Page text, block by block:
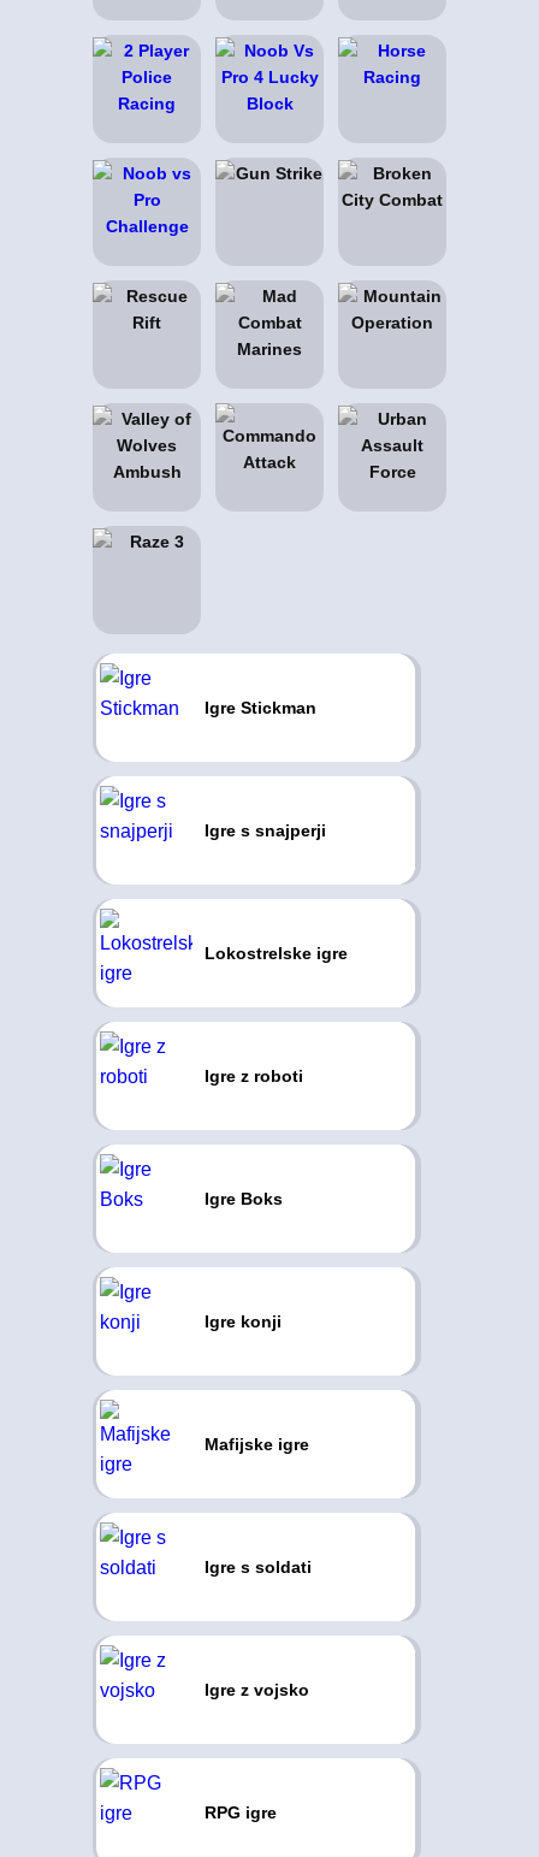
Igre Stickman
Igre s snajperji
Lokostrelske igre
Igre z roboti
Igre Boks
Igre konji
Mafijske igre
Igre s soldati
Igre z vojsko
RPG igre